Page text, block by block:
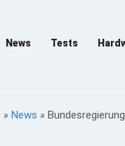
News Tests
» News »